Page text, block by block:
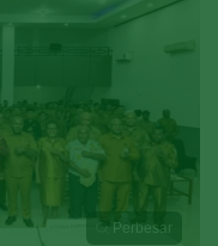
Perbesar